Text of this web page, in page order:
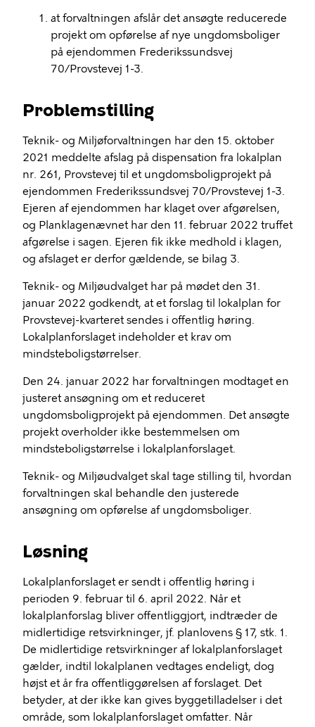
at forvaltningen afslår det ansøgte reducerede
projekt om opførelse af nye ungdomsboliger
på ejendommen Frederikssundsvej
70/Provstevej 1-3.
Problemstilling
Teknik- og Miljøforvaltningen har den 15. oktober
2021 meddelte afslag på dispensation fra lokalplan
nr. 261, Provstevej til et ungdomsboligprojekt på
ejendommen Frederikssundsvej 70/Provstevej 1-3.
Ejeren af ejendommen har klaget over afgørelsen,
og Planklagenævnet har den 11. februar 2022 truffet
afgørelse i sagen. Ejeren fik ikke medhold i klagen,
og afslaget er derfor gældende, se bilag 3.
Teknik- og Miljøudvalget har på mødet den 31.
januar 2022 godkendt, at et forslag til lokalplan for
Provstevej-kvarteret sendes i offentlig høring.
Lokalplanforslaget indeholder et krav om
mindsteboligstørrelser.
Den 24. januar 2022 har forvaltningen modtaget en
justeret ansøgning om et reduceret
ungdomsboligprojekt på ejendommen. Det ansøgte
projekt overholder ikke bestemmelsen om
mindsteboligstørrelse i lokalplanforslaget.
Teknik- og Miljøudvalget skal tage stilling til, hvordan
forvaltningen skal behandle den justerede
ansøgning om opførelse af ungdomsboliger.
Løsning
Lokalplanforslaget er sendt i offentlig høring i
perioden 9. februar til 6. april 2022. Når et
lokalplanforslag bliver offentliggjort, indtræder de
midlertidige retsvirkninger, jf. planlovens § 17, stk. 1.
De midlertidige retsvirkninger af lokalplanforslaget
gælder, indtil lokalplanen vedtages endeligt, dog
højst et år fra offentliggørelsen af forslaget. Det
betyder, at der ikke kan gives byggetilladelser i det
område, som lokalplanforslaget omfatter. Når